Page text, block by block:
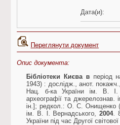
Дата(и):
Переглянути документ
Опис документа:
Бібліотеки Києва в період
1943) : дослідж., анот.
Нац. б-ка України ім. В. І.
археографії та
ін.]; редкол.: О. С. Онищенко
ім. В. І. Вернадського,2004.
України під час Другої світової